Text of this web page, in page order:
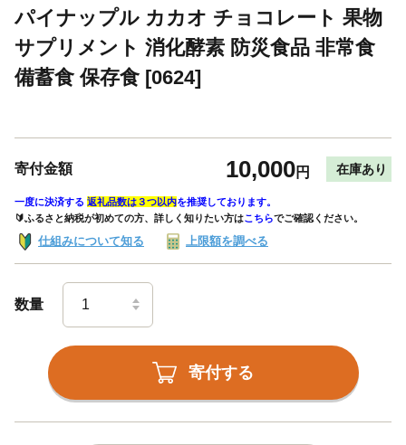
パイナップル カカオ チョコレート 果物
サプリメント 消化酵素 防災食品 非常食
備蓄食 保存食 [0624]
寄付金額 10,000円 在庫あり
一度に決済する 返礼品数は３つ以内を推奨しております。
🔰ふるさと納税が初めての方、詳しく知りたい方はこちらでご確認ください。
仕組みについて知る 上限額を調べる
数量
寄付する